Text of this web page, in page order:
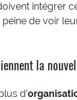
intégrer
de voir
la
d’